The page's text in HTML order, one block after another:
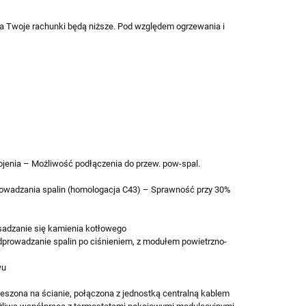
rachunki będą niższe. Pod względem ogrzewania i
– Możliwość podłączenia do przew. pow-spal.
spalin (homologacja C43) – Sprawność przy 30%
się kamienia kotłowego
spalin po ciśnieniem, z modułem powietrzno-
na ścianie, połączona z jednostką centralną kablem